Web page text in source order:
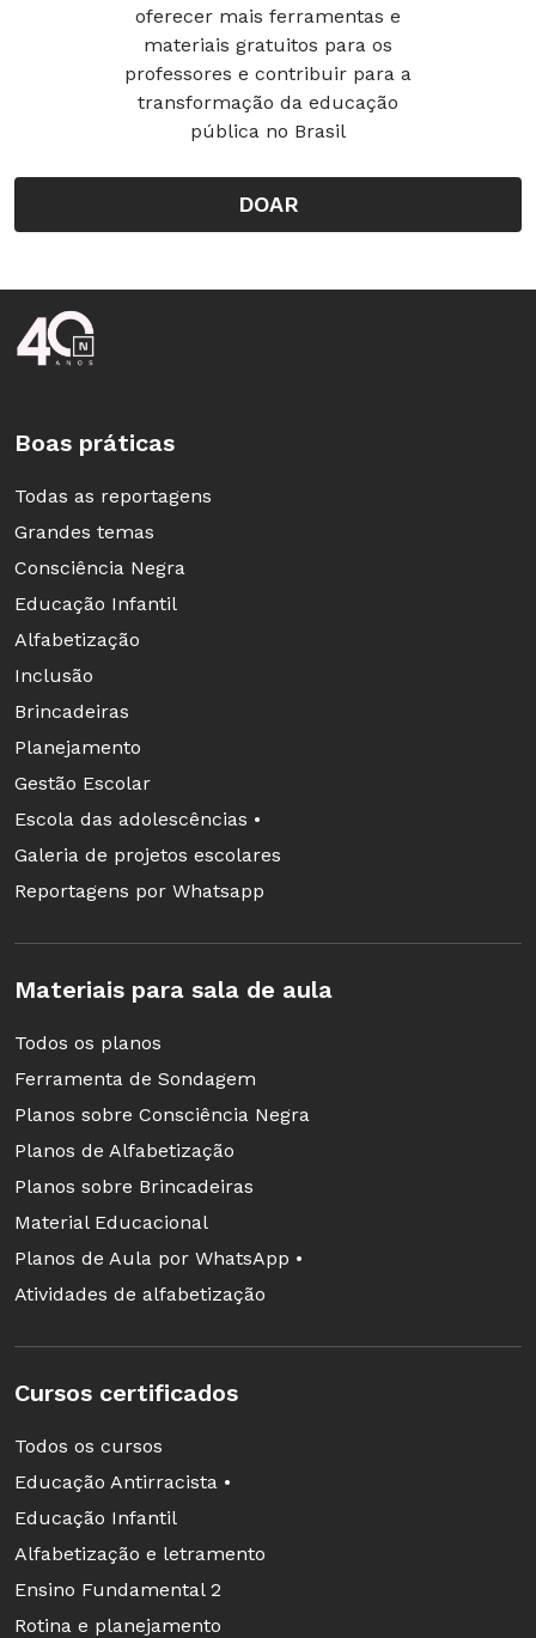
oferecer mais ferramentas e
materiais gratuitos para os
professores e contribuir para a
transformação da educação
pública no Brasil
DOAR
Rodapé da Nova Escola
Boas práticas
Todas as reportagens
Grandes temas
Consciência Negra
Educação Infantil
Alfabetização
Inclusão
Brincadeiras
Planejamento
Gestão Escolar
Escola das adolescências •
Galeria de projetos escolares
Reportagens por Whatsapp
Materiais para sala de aula
Todos os planos
Ferramenta de Sondagem
Planos sobre Consciência Negra
Planos de Alfabetização
Planos sobre Brincadeiras
Material Educacional
Planos de Aula por WhatsApp •
Atividades de alfabetização
Cursos certificados
Todos os cursos
Educação Antirracista •
Educação Infantil
Alfabetização e letramento
Ensino Fundamental 2
Rotina e planejamento